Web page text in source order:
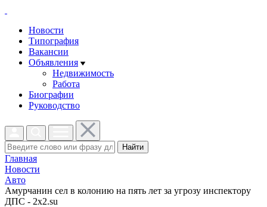
Новости
Типография
Вакансии
Объявления
Недвижимость
Работа
Биографии
Руководство
Найти
Главная
Новости
Авто
Амурчанин сел в колонию на пять лет за угрозу инспектору
ДПС - 2x2.su